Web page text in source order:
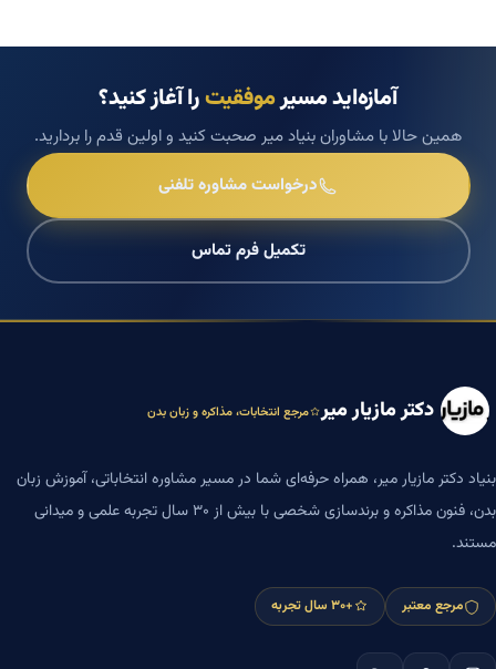
آمازه‌اید مسیرموفقیترا آغاز کنید؟
همین حالا با مشاوران بنیاد میر صحبت کنید و اولین قدم را بردارید.
درخواست مشاوره تلفنی
تکمیل فرم تماس
دکتر مازیار میر مرجع انتخابات، مذاکره و زبان بدن
بنیاد دکتر مازیار میر، همراه حرفه‌ای شما در مسیر مشاوره انتخاباتی، آموزش زبان
بدن، فنون مذاکره و برندسازی شخصی با بیش از ۳۰ سال تجربه علمی و میدانی
مستند.
مرجع معتبر +۳۰ سال تجربه